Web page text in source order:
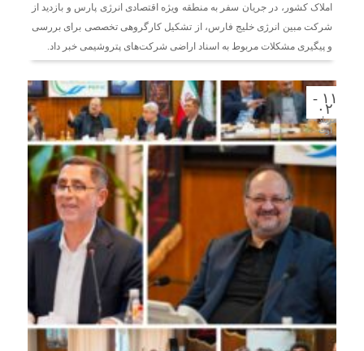
املاک کشور، در جریان سفر به منطقه ویژه اقتصادی انرژی پارس و بازدید از
شرکت مبین انرژی خلیج فارس، از تشکیل کارگروهی تخصصی برای بررسی
و پیگیری مشکلات مربوط به اسناد اراضی شرکت‌های پتروشیمی خبر داد.
۱۱ -
۰۲
مرداد -
اوت